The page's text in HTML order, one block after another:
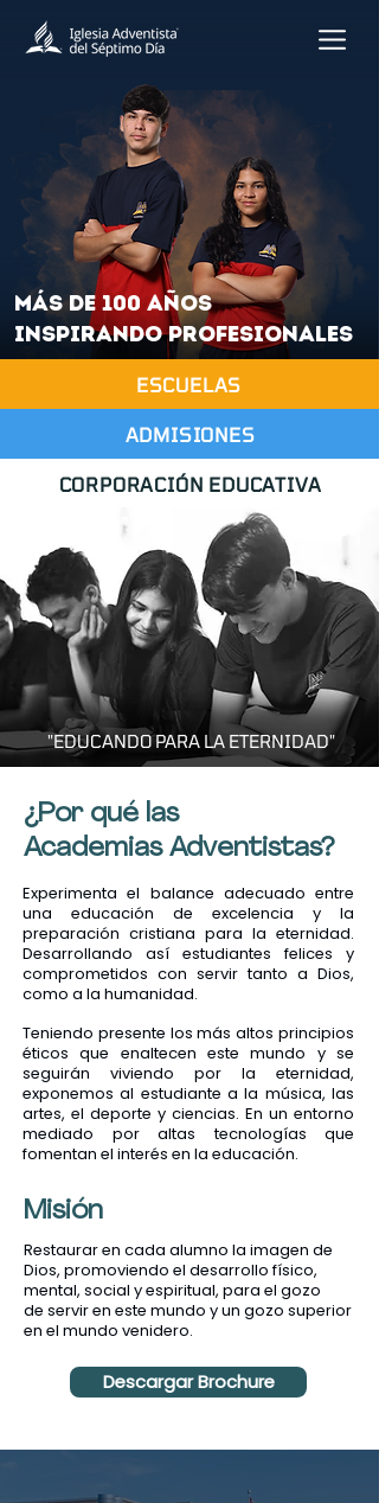
más de 100 años
inspirando profesionales
ADMISIONES
ESCUELAS
CORPORACIÓN EDUCATIVA
"EDUCANDO PARA LA ETERNIDAD"
¿Por qué las
Academias Adventistas?
Experimenta el balance adecuado entre
una educación de excelencia y la
preparación cristiana para la eternidad.
Desarrollando así estudiantes felices y
comprometidos con servir tanto a Dios,
como a la humanidad.
Teniendo presente los más altos principios
éticos que enaltecen este mundo y se
seguirán viviendo por la eternidad,
exponemos al estudiante a la música, las
artes, el deporte y ciencias. En un entorno
mediado por altas tecnologías que
fomentan el interés en la educación.
Misión
Restaurar en cada alumno la imagen de
Dios, promoviendo el desarrollo físico,
mental, social y espiritual, para el gozo
de servir en este mundo y un gozo superior
en el mundo venidero.
Descargar Brochure